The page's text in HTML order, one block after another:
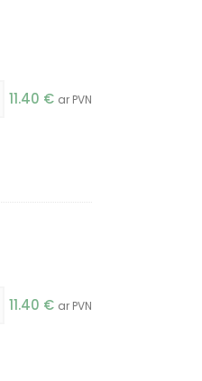
11.40 € ar PVN
11.40 € ar PVN